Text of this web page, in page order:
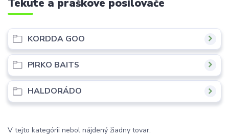
Tekuté a práškové posilovače
KORDDA GOO
PIRKO BAITS
HALDORÁDO
V tejto kategórii nebol nájdený žiadny tovar.